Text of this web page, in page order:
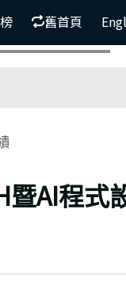
舊首頁
暨AI程式